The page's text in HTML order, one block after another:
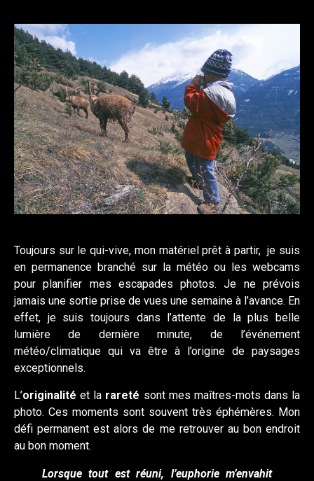
Toujours sur le qui-vive, mon matériel prêt à partir, je suis
en permanence branché sur la météo ou les webcams
pour planifier mes escapades photos. Je ne prévois
jamais une sortie prise de vues une semaine à l’avance. En
effet, je suis toujours dans l’attente de la plus belle
lumière de dernière minute, de l’événement
météo/climatique qui va être à l’origine de paysages
exceptionnels.
L’originalité et la rareté sont mes maîtres-mots dans la
photo. Ces moments sont souvent très éphémères. Mon
défi permanent est alors de me retrouver au bon endroit
au bon moment.
Lorsque tout est réuni, l’euphorie m’envahit